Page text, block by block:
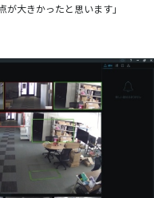
大きかったと思います」